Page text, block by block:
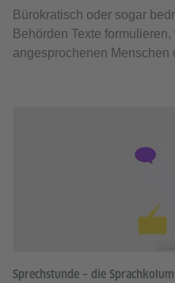
Bürokratisch oder sogar
Behörden Texte
angesprochenen Menschen
Sprechstunde – die